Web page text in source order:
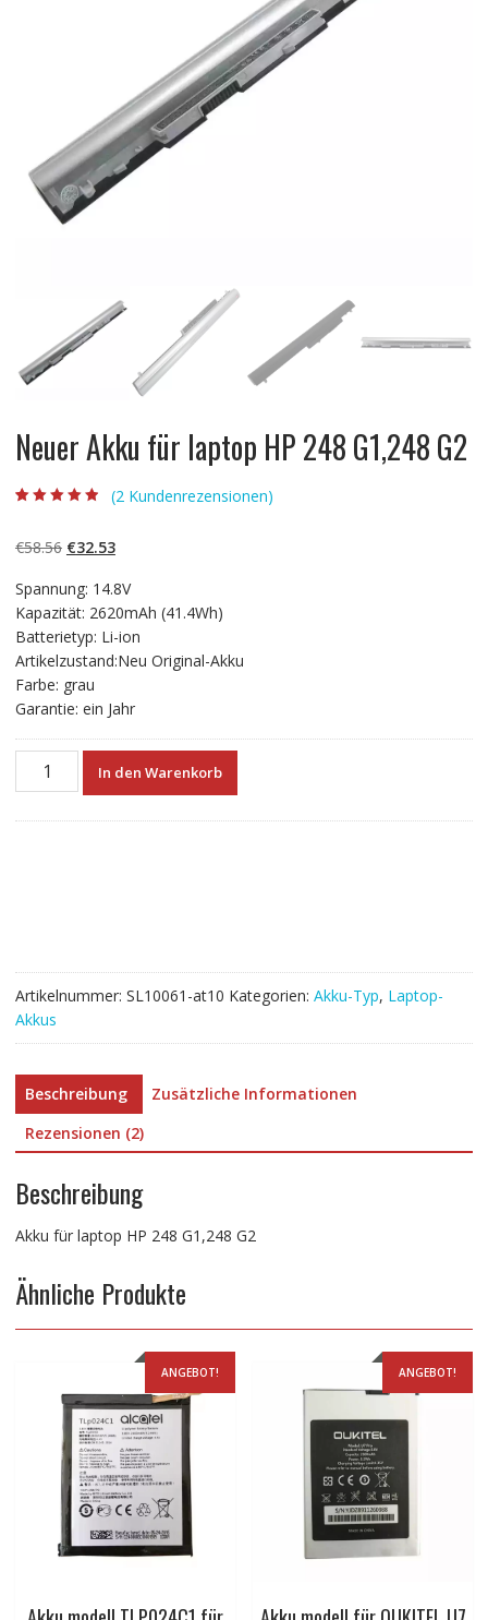
Neuer Akku für laptop HP 248 G1,248 G2
basierend auf
Kundenbewert
(2 Kundenrezensionen)
€58.56 Ursprünglicher
war:
€58.56
€32.53Aktueller
ist:
€32.53.
Spannung: 14.8V
Kapazität: 2620mAh (41.4Wh)
Batterietyp: Li-ion
Artikelzustand:Neu Original-Akku
Farbe: grau
Garantie: ein Jahr
Neuer
In den Warenkorb
Artikelnummer: SL10061-at10 Kategorien: Akku-Typ, Laptop-
Akkus
Beschreibung
Zusätzliche Informationen
Rezensionen (2)
Beschreibung
Akku für laptop HP 248 G1,248 G2
Ähnliche Produkte
ANGEBOT! ANGEBOT!